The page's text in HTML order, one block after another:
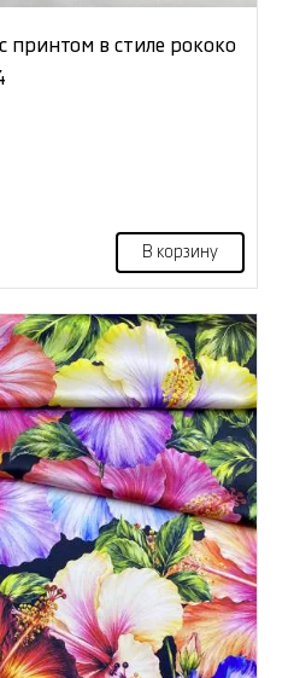
принтом в стиле рококо
В корзину